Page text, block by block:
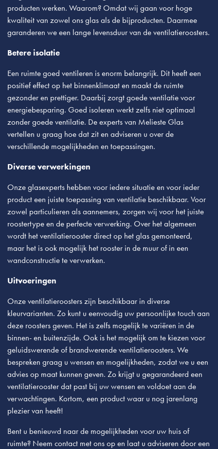
producten werken. Waarom? Omdat wij gaan voor hoge
kwaliteit van zowel ons glas als de bijproducten. Daarmee
garanderen we een lange levensduur van de ventilatieroosters.
Betere isolatie
Een ruimte goed ventileren is enorm belangrijk. Dit heeft een
positief effect op het binnenklimaat en maakt de ruimte
gezonder en prettiger. Daarbij zorgt goede ventilatie voor
energiebesparing. Goed isoleren werkt zelfs niet optimaal
zonder goede ventilatie. De experts van Melieste Glas
vertellen u graag hoe dat zit en adviseren u over de
verschillende mogelijkheden en toepassingen.
Diverse verwerkingen
Onze glasexperts hebben voor iedere situatie en voor ieder
product een juiste toepassing van ventilatie beschikbaar. Voor
zowel particulieren als aannemers, zorgen wij voor het juiste
roostertype en de perfecte verwerking. Over het algemeen
wordt het ventilatierooster direct op het glas gemonteerd,
maar het is ook mogelijk het rooster in de muur of in een
wandconstructie te verwerken.
Uitvoeringen
Onze ventilatieroosters zijn beschikbaar in diverse
kleurvarianten. Zo kunt u eenvoudig uw persoonlijke touch aan
deze roosters geven. Het is zelfs mogelijk te variëren in de
binnen- en buitenzijde. Ook is het mogelijk om te kiezen voor
geluidswerende of brandwerende ventilatieroosters. We
bespreken graag u wensen en mogelijkheden, zodat we u een
advies op maat kunnen geven. Zo krijgt u gegarandeerd een
ventilatierooster dat past bij uw wensen en voldoet aan de
verwachtingen. Kortom, een product waar u nog jarenlang
plezier van heeft!
Bent u benieuwd naar de mogelijkheden voor uw huis of
ruimte? Neem contact met ons op en laat u adviseren door een